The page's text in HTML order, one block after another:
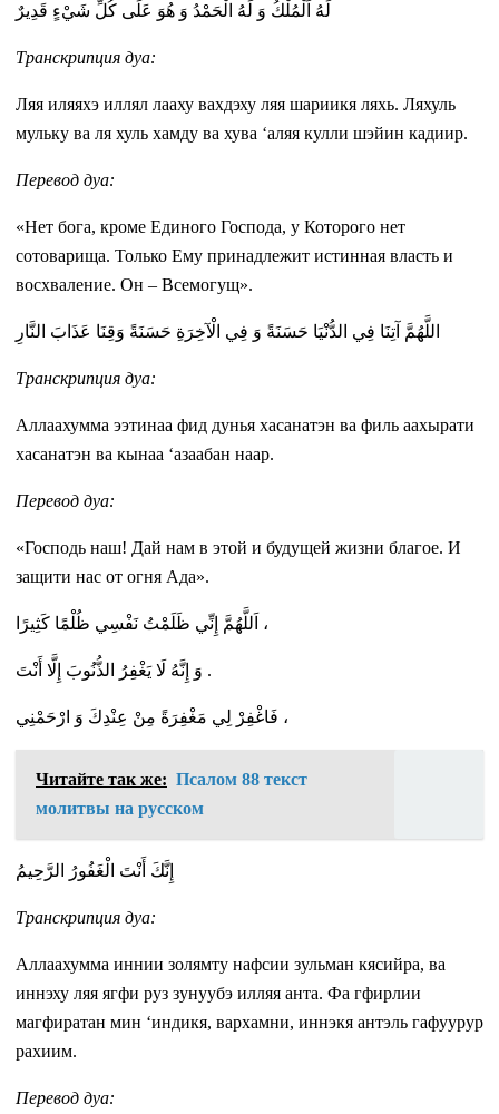
لَهُ اَلْمُلْكُ وَ لَهُ الْحَمْدُ وَ هُوَ عَلَى كُلِّ شَيْءٍ قَدِيرٌ
Транскрипция дуа:
Ляя иляяхэ иллял лааху вахдэху ляя шариикя ляхь. Ляхуль
мульку ва ля хуль хамду ва хува ‘аляя кулли шэйин кадиир.
Перевод дуа:
«Нет бога, кроме Единого Господа, у Которого нет
сотоварища. Только Ему принадлежит истинная власть и
восхваление. Он – Всемогущ».
اللَّهُمَّ آتِنَا فِي الدُّنْيَا حَسَنَةً وَ فِي الْآخِرَةِ حَسَنَةً وَقِنَا عَذَابَ النَّارِ
Транскрипция дуа:
Аллаахумма ээтинаа фид дунья хасанатэн ва филь аахырати
хасанатэн ва кынаа ‘азаабан наар.
Перевод дуа:
«Господь наш! Дай нам в этой и будущей жизни благое. И
защити нас от огня Ада».
اَللَّهُمَّ إِنِّي ظَلَمْتُ نَفْسِي ظُلْمًا كَثِيرًا ،
وَ إِنَّەُ لَا يَغْفِرُ الذُّنُوبَ إِلَّا أَنْتَ .
فَاغْفِرْ لِي مَغْفِرَةً مِنْ عِنْدِكَ وَ ارْحَمْنِي ،
Читайте так же: Псалом 88 текст
молитвы на русском
إِنَّكَ أَنْتَ الْغَفُورُ الرَّحِيمُ
Транскрипция дуа:
Аллаахумма иннии золямту нафсии зульман кясийра, ва
иннэху ляя ягфи руз зунуубэ илляя анта. Фа гфирлии
магфиратан мин ‘индикя, вархамни, иннэкя антэль гафуурур
рахиим.
Перевод дуа: